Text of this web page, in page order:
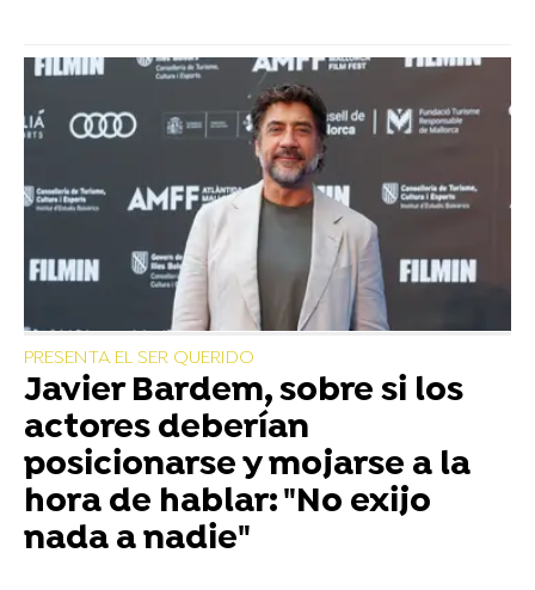
PRESENTA EL SER QUERIDO
Javier Bardem, sobre si los
actores deberían
posicionarse y mojarse a la
hora de hablar: "No exijo
nada a nadie"